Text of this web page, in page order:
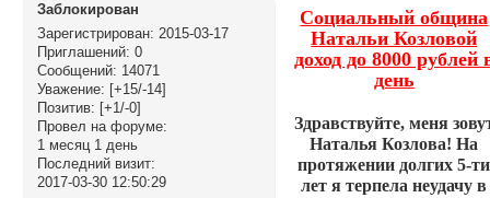
Заблокирован
Зарегистрирован: 2015-03-17
Приглашений: 0
Сообщений: 14071
Уважение: [+15/-14]
Позитив: [+1/-0]
Провел на форуме:
1 месяц 1 день
Последний визит:
2017-03-30 12:50:29
Социальный община
Натальи Козловой
доход до 8000 рублей
день
Здравствуйте, меня
Наталья Козлова! На
протяжении долгих 5-ти
лет я терпела неудачу в